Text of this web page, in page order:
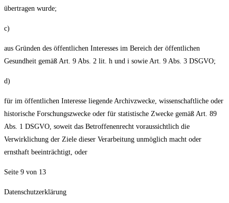
übertragen wurde;
c)
aus Gründen des öffentlichen Interesses im Bereich der öffentlichen
Gesundheit gemäß Art. 9 Abs. 2 lit. h und i sowie Art. 9 Abs. 3 DSGVO;
d)
für im öffentlichen Interesse liegende Archivzwecke, wissenschaftliche oder
historische Forschungszwecke oder für statistische Zwecke gemäß Art. 89
Abs. 1 DSGVO, soweit das Betroffenenrecht voraussichtlich die
Verwirklichung der Ziele dieser Verarbeitung unmöglich macht oder
ernsthaft beeinträchtigt, oder
Seite 9 von 13
Datenschutzerklärung